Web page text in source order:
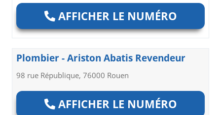
AFFICHER LE NUMÉRO
Plombier - Ariston Abatis Revendeur
98 rue République, 76000 Rouen
AFFICHER LE NUMÉRO